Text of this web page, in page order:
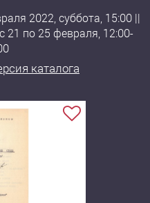
2022, суббота, 15:00 ||
21 по 25 февраля, 12:00-
каталога